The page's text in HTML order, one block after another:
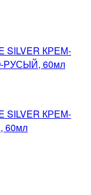
SILVER КРЕМ-
60мл
SILVER КРЕМ-